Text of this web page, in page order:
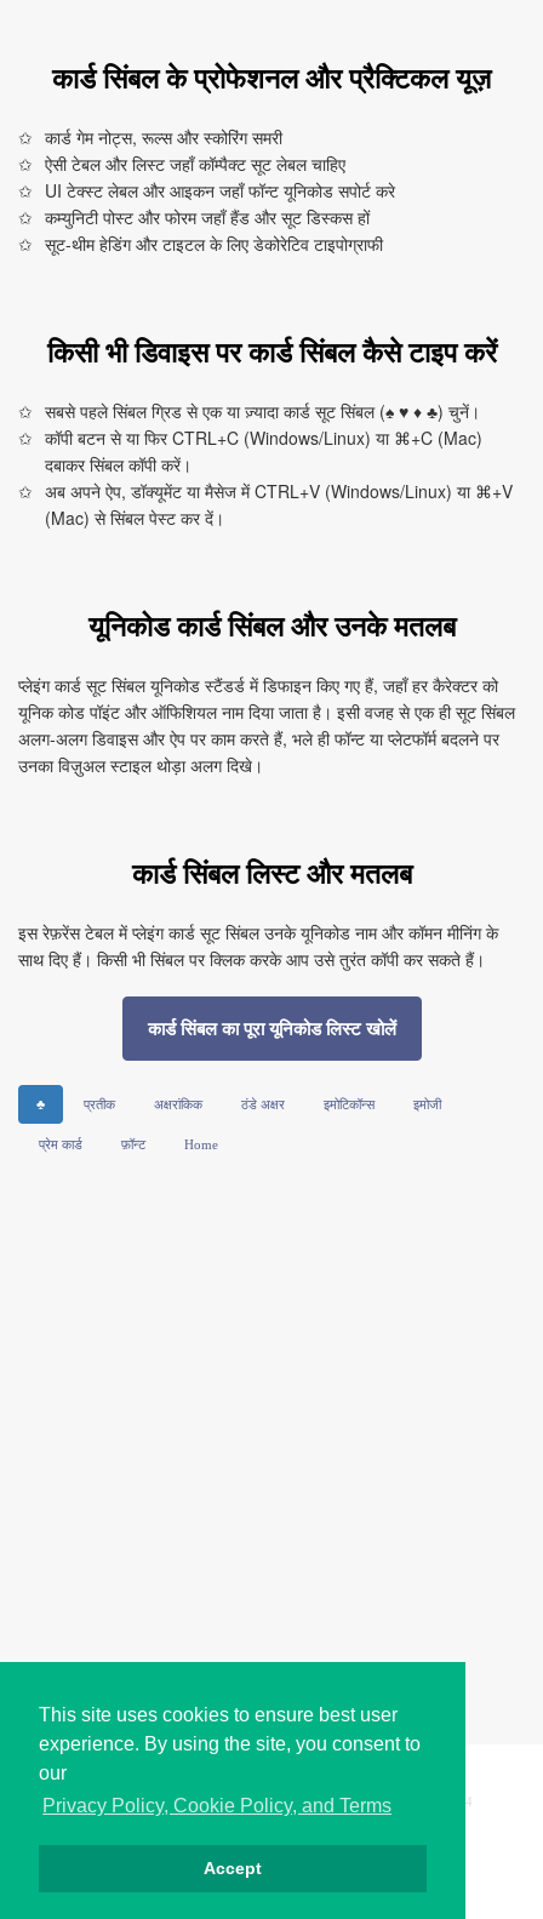
This site uses cookies to ensure best user
experience. By using the site, you consent to
our
Privacy Policy, Cookie Policy, and Terms
Accept
कार्ड सिंबल के प्रोफेशनल और प्रैक्टिकल यूज़
कार्ड गेम नोट्स, रूल्स और स्कोरिंग समरी
ऐसी टेबल और लिस्ट जहाँ कॉम्पैक्ट सूट लेबल चाहिए
UI टेक्स्ट लेबल और आइकन जहाँ फॉन्ट यूनिकोड सपोर्ट करे
कम्युनिटी पोस्ट और फोरम जहाँ हैंड और सूट डिस्कस हों
सूट‑थीम हेडिंग और टाइटल के लिए डेकोरेटिव टाइपोग्राफी
किसी भी डिवाइस पर कार्ड सिंबल कैसे टाइप करें
सबसे पहले सिंबल ग्रिड से एक या ज़्यादा कार्ड सूट सिंबल (♠ ♥ ♦ ♣) चुनें।
कॉपी बटन से या फिर CTRL+C (Windows/Linux) या ⌘+C (Mac)
दबाकर सिंबल कॉपी करें।
अब अपने ऐप, डॉक्यूमेंट या मैसेज में CTRL+V (Windows/Linux) या ⌘+V
(Mac) से सिंबल पेस्ट कर दें।
यूनिकोड कार्ड सिंबल और उनके मतलब
प्लेइंग कार्ड सूट सिंबल यूनिकोड स्टैंडर्ड में डिफाइन किए गए हैं, जहाँ हर कैरेक्टर को
यूनिक कोड पॉइंट और ऑफिशियल नाम दिया जाता है। इसी वजह से एक ही सूट सिंबल
अलग‑अलग डिवाइस और ऐप पर काम करते हैं, भले ही फॉन्ट या प्लेटफॉर्म बदलने पर
उनका विज़ुअल स्टाइल थोड़ा अलग दिखे।
कार्ड सिंबल लिस्ट और मतलब
इस रेफ़रेंस टेबल में प्लेइंग कार्ड सूट सिंबल उनके यूनिकोड नाम और कॉमन मीनिंग के
साथ दिए हैं। किसी भी सिंबल पर क्लिक करके आप उसे तुरंत कॉपी कर सकते हैं।
कार्ड सिंबल का पूरा यूनिकोड लिस्ट खोलें
♣ प्रतीक अक्षरांकिक ठंडे अक्षर इमोटिकॉन्स इमोजी
प्रेम कार्ड फ़ॉन्ट Home
Copyright © i2Symbol 2011-2026, Sciweavers LLC 194
Privacy Cookies Terms Contact About